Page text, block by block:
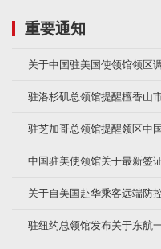
重要通知
关于中国驻美国使领馆领区
驻洛杉矶总领馆提醒檀香山
驻芝加哥总领馆提醒领区中
中国驻美使领馆关于最新签
关于自美国赴华乘客远端防
驻纽约总领馆发布关于东航